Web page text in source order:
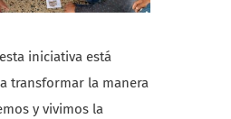
iniciativa está
transformar la manera
y vivimos la